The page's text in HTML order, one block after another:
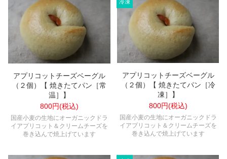
アプリコットチーズベーグル
（２個）【 焼きたてパン［常
温］】
800円(税込)
国産小麦の生地にオーガニックドラ
イアプリコット＆クリームチーズを
巻き込んで焼上げています
アプリコットチーズベーグル
（２個）【 焼きたてパン［冷
凍］】
800円(税込)
国産小麦の生地にオーガニックドラ
イアプリコット＆クリームチーズを
巻き込んで焼上げています